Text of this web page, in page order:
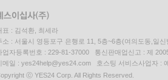
표 : 김석환, 최세라
소 : 서울시 영등포구 은행로 11, 5층~6층(여의도동,일신
업자등록번호 : 229-81-37000 통신판매업신고 : 제
메일 : yes24help@yes24.com 호스팅 서비스사업자 :
ⓒ YES24 Corp. All Rights Reserved.